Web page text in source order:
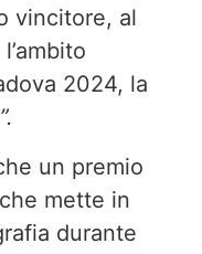
vincitore, al
2024, la
un premio
mette in
durante